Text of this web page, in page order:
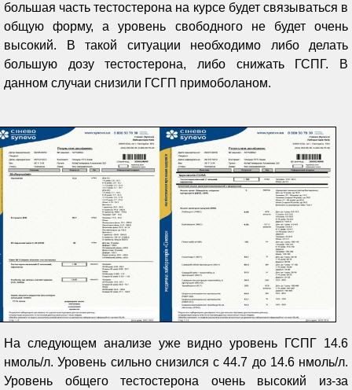
большая часть тестостерона на курсе будет связываться в
общую форму, а уровень свободного не будет очень
высокий. В такой ситуации необходимо либо делать
большую дозу тестостерона, либо снижать ГСПГ. В
данном случаи снизили ГСГП примоболаном.
На следующем анализе уже видно уровень ГСПГ 14.6
нмоль/л. Уровень сильно снизился с 44.7 до 14.6 нмоль/л.
Уровень общего тестостерона очень высокий из-за